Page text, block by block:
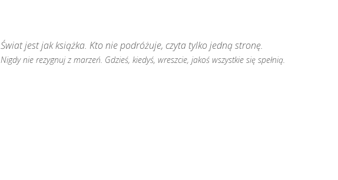
Świat jest jak książka. Kto nie podróżuje, czyta tylko jedną stronę.
Nigdy nie rezygnuj z marzeń. Gdzieś, kiedyś, wreszcie, jakoś wszystkie się spełnią.